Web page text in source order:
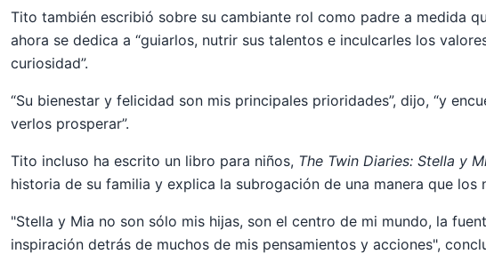
Tito también escribió sobre su cambiante rol como padre a medida
ahora se dedica a “guiarlos, nutrir sus talentos e inculcarles los
curiosidad”.
“Su bienestar y felicidad son mis principales prioridades”, dijo, “y
verlos prosperar”.
Tito incluso ha escrito un libro para niños, The Twin Diaries: Stella y
historia de su familia y explica la subrogación de una manera que los
"Stella y Mia no son sólo mis hijas, son el centro de mi mundo, la
inspiración detrás de muchos de mis pensamientos y acciones",